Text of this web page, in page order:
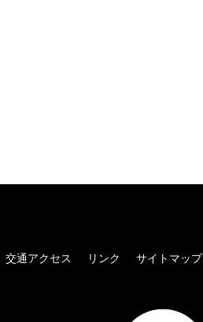
交通アクセス リンク サイトマップ